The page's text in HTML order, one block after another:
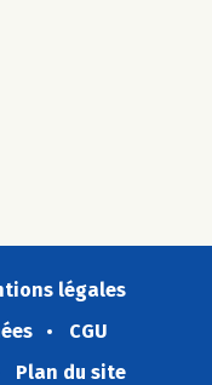
légales
CGU
Plan du site